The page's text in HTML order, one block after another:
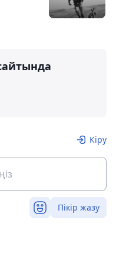
Кіру
Пікір жазу